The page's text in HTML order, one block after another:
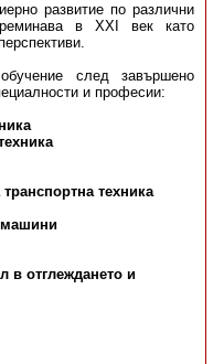
развитие по различни
в ХХІ век като
след завършено
и професии:
техника
машини
в отглеждането и